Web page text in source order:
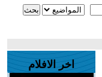
اخر الافلام